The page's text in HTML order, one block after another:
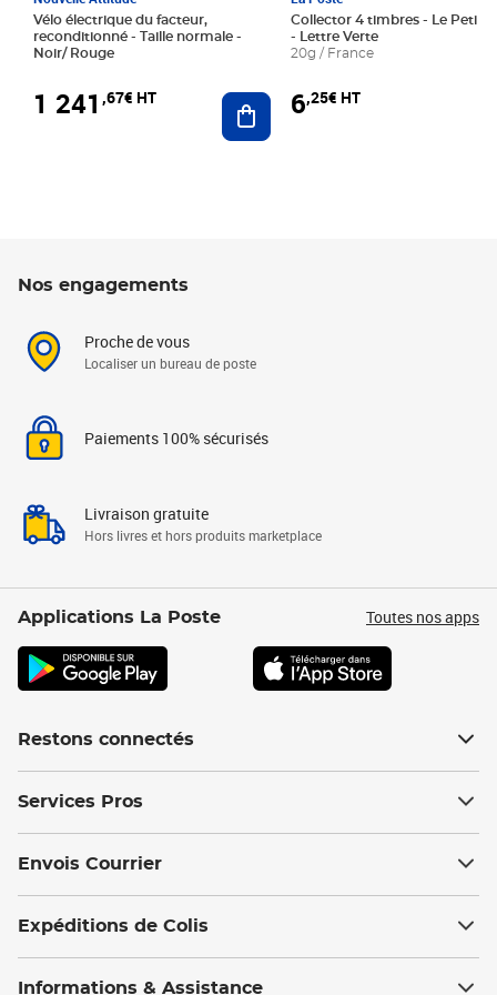
Vélo électrique du facteur,
reconditionné - Taille normale -
Noir/ Rouge
1 241 ,67€ HT Ajouter au panier
Collector 4 timbres - Le Petit
- Lettre Verte
20g / France
6,25€ HT
Nos engagements
Proche de vous
Localiser un bureau de poste
Paiements 100% sécurisés
Livraison gratuite
Hors livres et hors produits marketplace
Applications La Poste Toutes nos apps
Restons connectés
Services Pros
Envois Courrier
Expéditions de Colis
Informations & Assistance